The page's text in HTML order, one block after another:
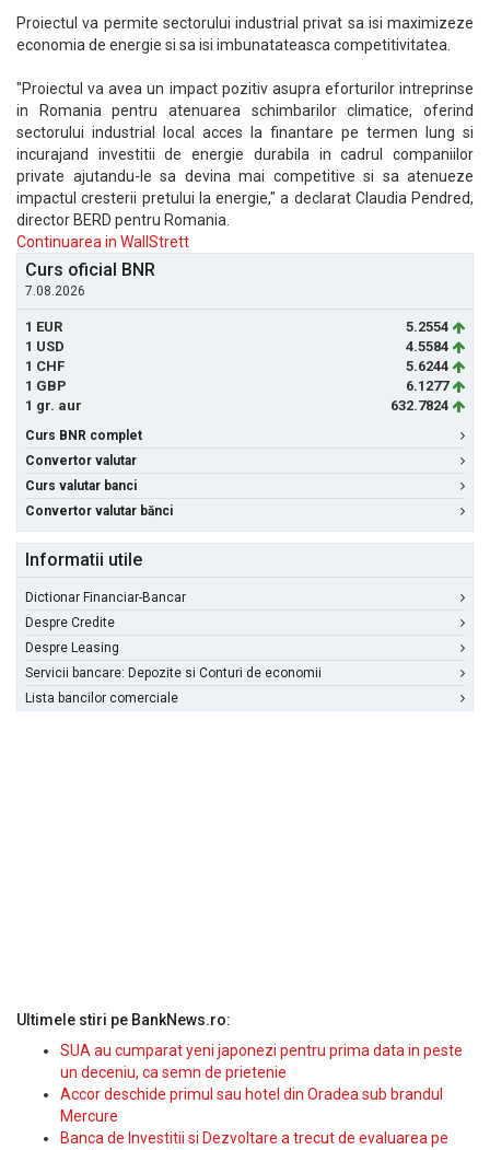
Proiectul va permite sectorului industrial privat sa isi maximizeze
economia de energie si sa isi imbunatateasca competitivitatea.
"Proiectul va avea un impact pozitiv asupra eforturilor intreprinse
in Romania pentru atenuarea schimbarilor climatice, oferind
sectorului industrial local acces la finantare pe termen lung si
incurajand investitii de energie durabila in cadrul companiilor
private ajutandu-le sa devina mai competitive si sa atenueze
impactul cresterii pretului la energie," a declarat Claudia Pendred,
director BERD pentru Romania.
Continuarea in WallStrett
Curs oficial BNR
7.08.2026
1 EUR
5.2554
1 USD
4.5584
1 CHF
5.6244
1 GBP
6.1277
1 gr. aur
632.7824
Curs BNR complet
Convertor valutar
Curs valutar banci
Convertor valutar bănci
Informatii utile
Dictionar Financiar-Bancar
Despre Credite
Despre Leasing
Servicii bancare: Depozite si Conturi de economii
Lista bancilor comerciale
Ultimele stiri pe BankNews.ro:
SUA au cumparat yeni japonezi pentru prima data in peste
un deceniu, ca semn de prietenie
Accor deschide primul sau hotel din Oradea sub brandul
Mercure
Banca de Investitii si Dezvoltare a trecut de evaluarea pe